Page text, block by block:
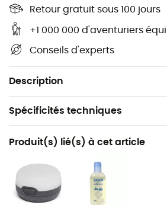
Retour gratuit sous 100 jours
+1 000 000 d'aventuriers
Conseils d'experts
Description
Se fixe solidement à la tente
Imperméable
Poids : 273 g
Spécificités techniques
Recommandé pour
Trekking / Camping
Nom du produit
Dragonfly 3P Footprint
Produit(s) lié(s) à cet article